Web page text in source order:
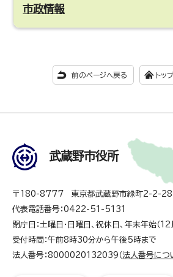
市政情報
前のページへ戻る トッ
武蔵野市役所
〒180-8777 東京都武蔵野市緑町2-2-28
代表電話番号：0422-51-5131
閉庁日：土曜日・日曜日、祝休日、年末年始（
受付時間：午前8時30分から午後5時まで
法人番号：8000020132039（ 法人番号につ